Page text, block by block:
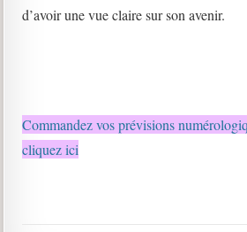
d’avoir une vue claire sur son avenir.
Commandez vos prévisions
cliquez ici